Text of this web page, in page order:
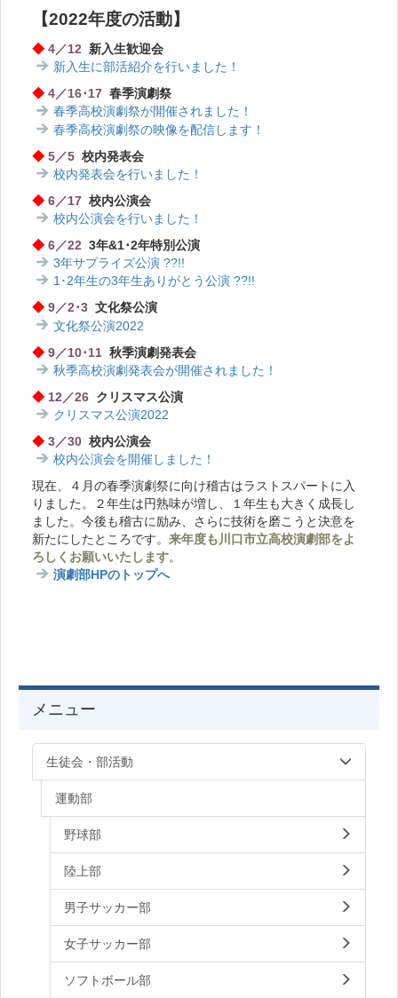
【2022年度の活動】
◆ 4／12 新入生歓迎会
新入生に部活紹介を行いました！
◆ 4／16･17 春季演劇祭
春季高校演劇祭が開催されました！
春季高校演劇祭の映像を配信します！
◆ 5／5 校内発表会
校内発表会を行いました！
◆ 6／17 校内公演会
校内公演会を行いました！
◆ 6／22 3年&1･2年特別公演
3年サプライズ公演 ??!!
1･2年生の3年生ありがとう公演 ??!!
◆ 9／2･3 文化祭公演
文化祭公演2022
◆ 9／10･11 秋季演劇発表会
秋季高校演劇発表会が開催されました！
◆ 12／26 クリスマス公演
クリスマス公演2022
◆ 3／30 校内公演会
校内公演会を開催しました！
現在、４月の春季演劇祭に向け稽古はラストスパートに入
りました。２年生は円熟味が増し、１年生も大きく成長し
ました。今後も稽古に励み、さらに技術を磨こうと決意を
新たにしたところです。 来年度も川口市立高校演劇部をよ
ろしくお願いいたします。
演劇部HPのトップへ
メニュー
生徒会・部活動
運動部
野球部
陸上部
男子サッカー部
女子サッカー部
ソフトボール部